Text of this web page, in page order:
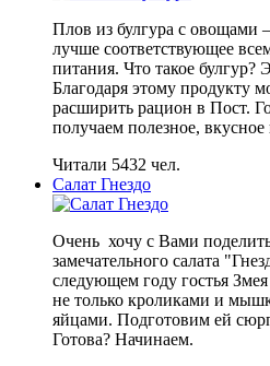
Плов из булгура с овощами
лучше соответствующее
питания. Что такое
Благодаря этому продукту
расширить рацион в Пост.
получаем полезное,
Читали 5432 чел.
Салат Гнездо
Очень хочу с Вами
замечательного салата
следующем году гостья
не только кроликами и
яйцами. Подготовим ей
Готова? Начинаем.